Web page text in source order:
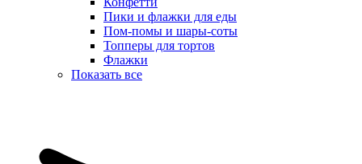
Пики и флажки для еды
Пом-помы и шары-соты
Топперы для тортов
Флажки
Показать все